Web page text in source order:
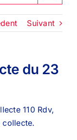
Suivant
du 23
110 Rdv,
collecte.